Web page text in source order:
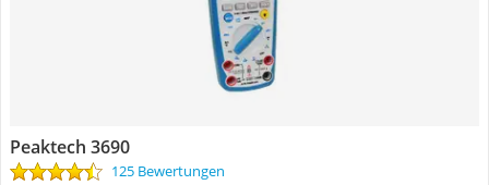
Peaktech 3690
125 Bewertungen